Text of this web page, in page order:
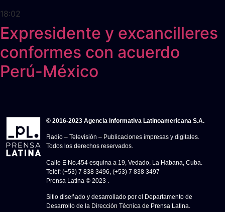
18:02
Expresidente y excancilleres
conformes con acuerdo
Perú-México
© 2016-2023 Agencia Informativa Latinoamericana S.A.
Radio – Televisión – Publicaciones impresas y digitales.
Todos los derechos reservados.
Calle E No.454 esquina a 19, Vedado, La Habana, Cuba.
Teléf: (+53) 7 838 3496, (+53) 7 838 3497
Prensa Latina © 2023 .
Sitio diseñado y desarrollado por el Departamento de
Desarrollo de la Dirección Técnica de Prensa Latina.